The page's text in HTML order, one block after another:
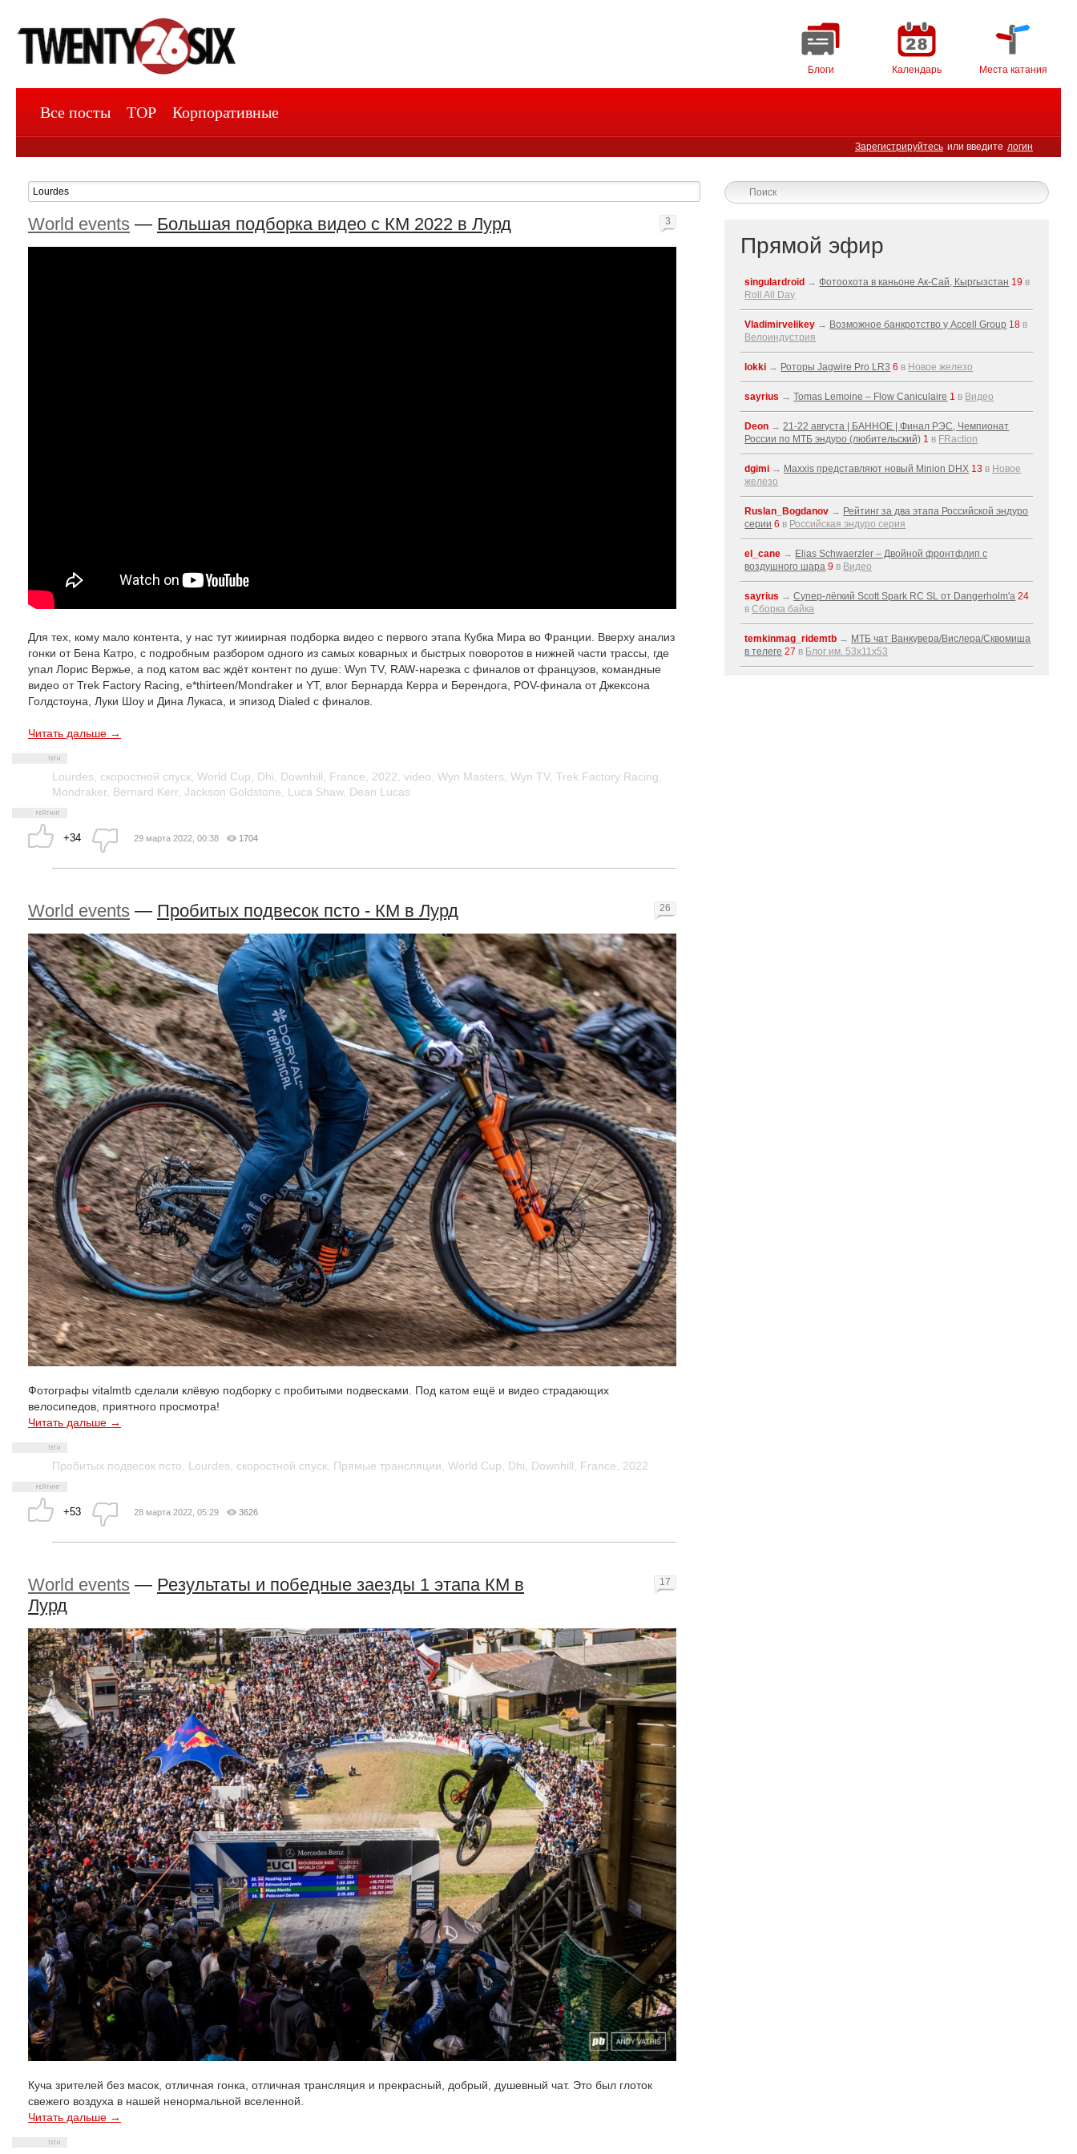
Блоги Календарь Места катания
Зарегистрируйтесь или введите логин
Все посты TOP Корпоративные
World events — Большая подборка видео с КМ 2022 в Лурд
Для тех, кому мало контента, у нас тут жииирная подборка видео с первого этапа Кубка Мира во Франции. Вверху анализ
гонки от Бена Катро, с подробным разбором одного из самых коварных и быстрых поворотов в нижней части трассы, где
упал Лорис Вержье, а под катом вас ждёт контент по душе: Wyn TV, RAW-нарезка с финалов от французов, командные
видео от Trek Factory Racing, e*thirteen/Mondraker и YT, влог Бернарда Керра и Берендога, POV-финала от Джексона
Голдстоуна, Луки Шоу и Дина Лукаса, и эпизод Dialed с финалов.
Читать дальше →
Lourdes скоростной спуск World Cup Dhi Downhill France 2022 video Wyn Masters Wyn TV, Trek Factory Racing
Mondraker Bernard Kerr Jackson Goldstone Luca Shaw, Dean Lucas
+34
3
29 марта 2022, 00:38 1704
World events — Пробитых подвесок псто - КМ в Лурд
Фотографы vitalmtb сделали клёвую подборку с пробитыми подвесками. Под катом ещё и видео страдающих
велосипедов, приятного просмотра!
Читать дальше →
Пробитых подвесок псто Lourdes скоростной спуск Прямые трансляции World Cup Dhi Downhill France 2022
+53
26
28 марта 2022, 05:29 3626
World events — Результаты и победные заезды 1 этапа КМ в
Лурд
Куча зрителей без масок, отличная гонка, отличная трансляция и прекрасный, добрый, душевный чат. Это был глоток
свежего воздуха в нашей ненормальной вселенной.
Читать дальше →
17
Прямой эфир
singulardroid →Фотоохота в каньоне Ак-Cай, Кыргызстан 19 в
Roll All Day
Vladimirvelikey → Возможное банкротство у Accell Group 18 в
Велоиндустрия
lokki → Роторы Jagwire Pro LR3 6 в Новое железо
sayrius →Tomas Lemoine – Flow Caniculaire 1 в Видео
Deon →21-22 августа | БАННОЕ | Финал РЭС, Чемпионат
России по МТБ эндуро (любительский) 1 в FRaction
dgimi → Maxxis представляют новый Minion DHX 13 в Новое
железо
Ruslan_Bogdanov → Рейтинг за два этапа Российской эндуро
серии 6 в Российская эндуро серия
el_cane → Elias Schwaerzler – Двойной фронтфлип с
воздушного шара 9 в Видео
sayrius →Супер-лёгкий Scott Spark RC SL от Dangerholm'a 24
вСборка байка
temkinmag_ridemtb → МТБ чат Ванкувера/Вислера/Сквомиша
в телеге 27 в Блог им. 53x11x53